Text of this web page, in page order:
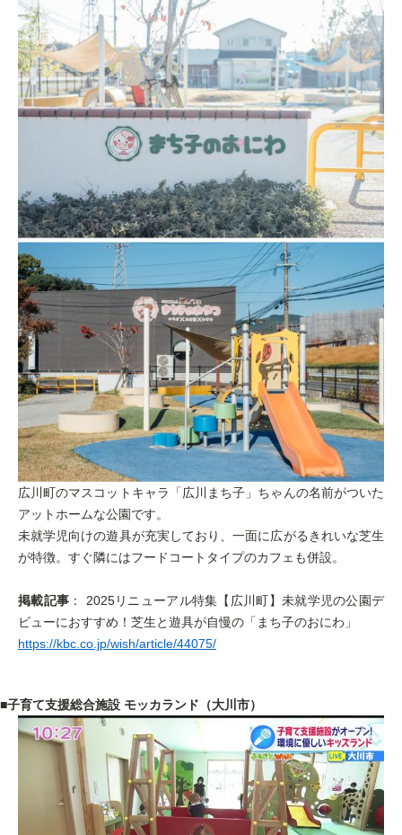
広川町のマスコットキャラ「広川まち子」ちゃんの名前がついた
アットホームな公園です。
未就学児向けの遊具が充実しており、一面に広がるきれいな芝生
が特徴。すぐ隣にはフードコートタイプのカフェも併設。
掲載記事 ： 2025リニューアル特集【広川町】未就学児の公園デ
ビューにおすすめ！芝生と遊具が自慢の「まち子のおにわ」
https://kbc.co.jp/wish/article/44075/
■子育て支援総合施設 モッカランド（大川市）